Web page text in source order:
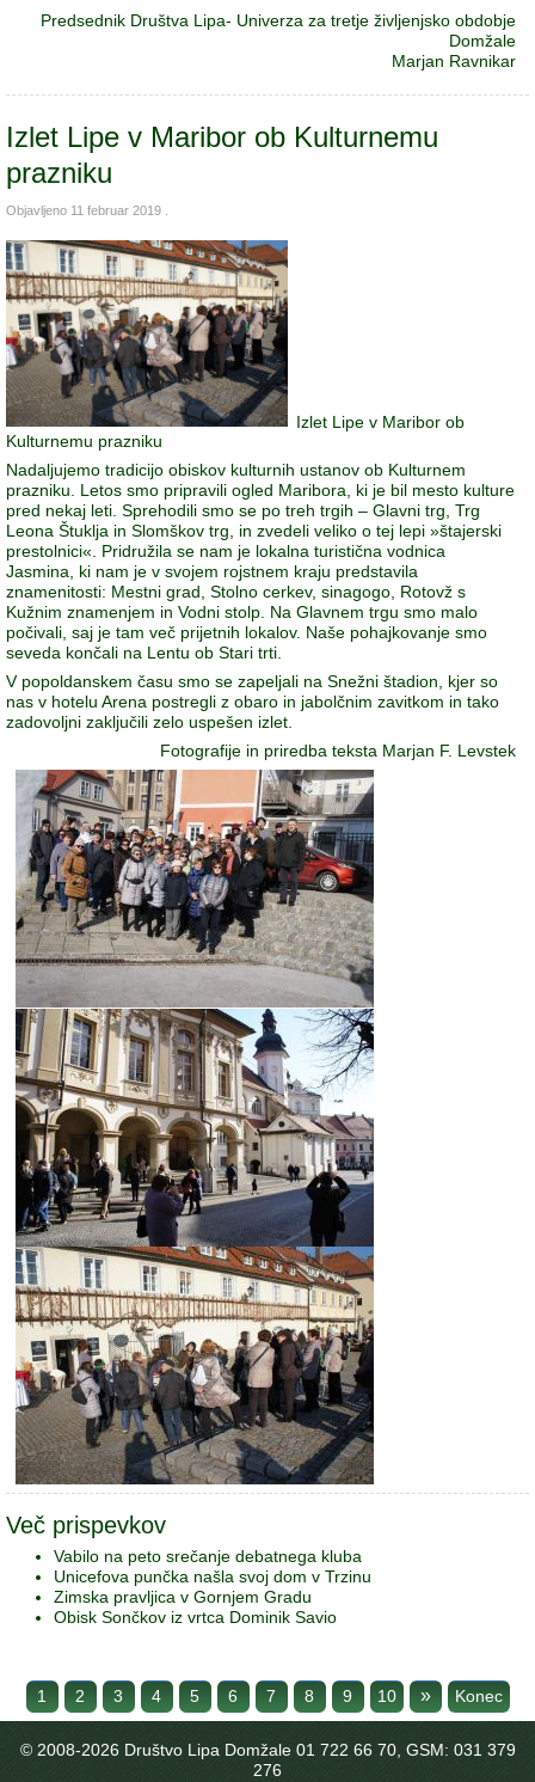
Predsednik Društva Lipa- Univerza za tretje življenjsko obdobje
Domžale
Marjan Ravnikar
Izlet Lipe v Maribor ob Kulturnemu
prazniku
Objavljeno 11 februar 2019
Izlet Lipe v Maribor ob
Kulturnemu prazniku
Nadaljujemo tradicijo obiskov kulturnih ustanov ob Kulturnem
prazniku. Letos smo pripravili ogled Maribora, ki je bil mesto kulture
pred nekaj leti. Sprehodili smo se po treh trgih – Glavni trg, Trg
Leona Štuklja in Slomškov trg, in zvedeli veliko o tej lepi »štajerski
prestolnici«. Pridružila se nam je lokalna turistična vodnica
Jasmina, ki nam je v svojem rojstnem kraju predstavila
znamenitosti: Mestni grad, Stolno cerkev, sinagogo, Rotovž s
Kužnim znamenjem in Vodni stolp. Na Glavnem trgu smo malo
počivali, saj je tam več prijetnih lokalov. Naše pohajkovanje smo
seveda končali na Lentu ob Stari trti.
V popoldanskem času smo se zapeljali na Snežni štadion, kjer so
nas v hotelu Arena postregli z obaro in jabolčnim zavitkom in tako
zadovoljni zaključili zelo uspešen izlet.
Fotografije in priredba teksta Marjan F. Levstek
Več prispevkov
Vabilo na peto srečanje debatnega kluba
Unicefova punčka našla svoj dom v Trzinu
Zimska pravljica v Gornjem Gradu
Obisk Sončkov iz vrtca Dominik Savio
1 2 3 4 5 6 7 8 9 10 » Konec
© 2008-2026 Društvo Lipa Domžale 01 722 66 70, GSM: 031 379
276